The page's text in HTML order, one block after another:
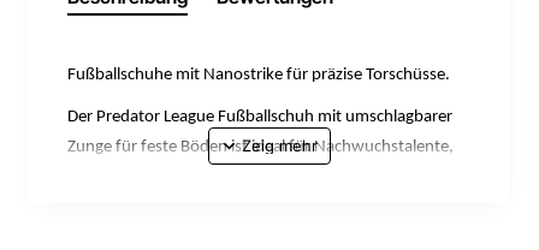
Fußballschuhe mit Nanostrike für präzise Torschüsse.
Der Predator League Fußballschuh mit umschlagbarer
Zunge für feste Böden ist ideal für Nachwuchstalente,